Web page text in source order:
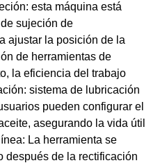
esta máquina está
sujeción de
ajustar la posición de la
de herramientas de
la eficiencia del trabajo
sistema de lubricación
pueden configurar el
asegurando la vida útil
La herramienta se
después de la rectificación